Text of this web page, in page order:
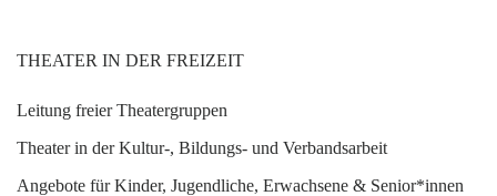
THEATER IN DER FREIZEIT
Leitung freier Theatergruppen
Theater in der Kultur-, Bildungs- und Verbandsarbeit
Angebote für Kinder, Jugendliche, Erwachsene & Senior*innen